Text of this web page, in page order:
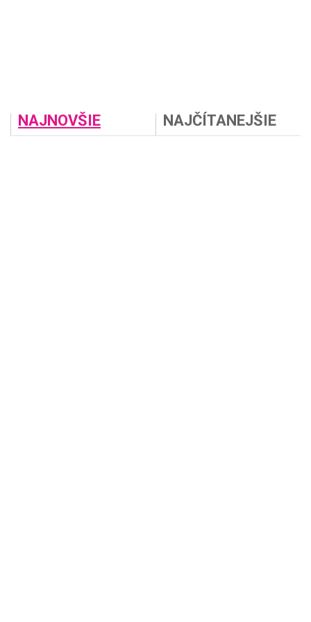
NAJNOVŠIE NAJČÍTANEJŠIE